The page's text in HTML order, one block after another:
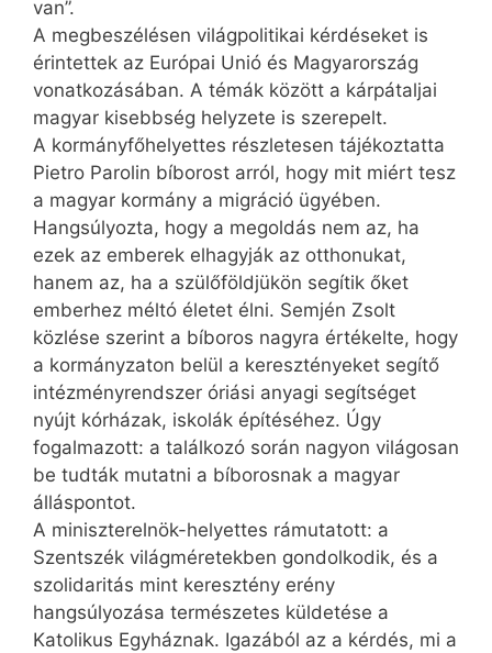
van”.
A megbeszélésen világpolitikai kérdéseket is
érintettek az Európai Unió és Magyarország
vonatkozásában. A témák között a kárpátaljai
magyar kisebbség helyzete is szerepelt.
A kormányfőhelyettes részletesen tájékoztatta
Pietro Parolin bíborost arról, hogy mit miért tesz
a magyar kormány a migráció ügyében.
Hangsúlyozta, hogy a megoldás nem az, ha
ezek az emberek elhagyják az otthonukat,
hanem az, ha a szülőföldjükön segítik őket
emberhez méltó életet élni. Semjén Zsolt
közlése szerint a bíboros nagyra értékelte, hogy
a kormányzaton belül a keresztényeket segítő
intézményrendszer óriási anyagi segítséget
nyújt kórházak, iskolák építéséhez. Úgy
fogalmazott: a találkozó során nagyon világosan
be tudták mutatni a bíborosnak a magyar
álláspontot.
A miniszterelnök-helyettes rámutatott: a
Szentszék világméretekben gondolkodik, és a
szolidaritás mint keresztény erény
hangsúlyozása természetes küldetése a
Katolikus Egyháznak. Igazából az a kérdés, mi a